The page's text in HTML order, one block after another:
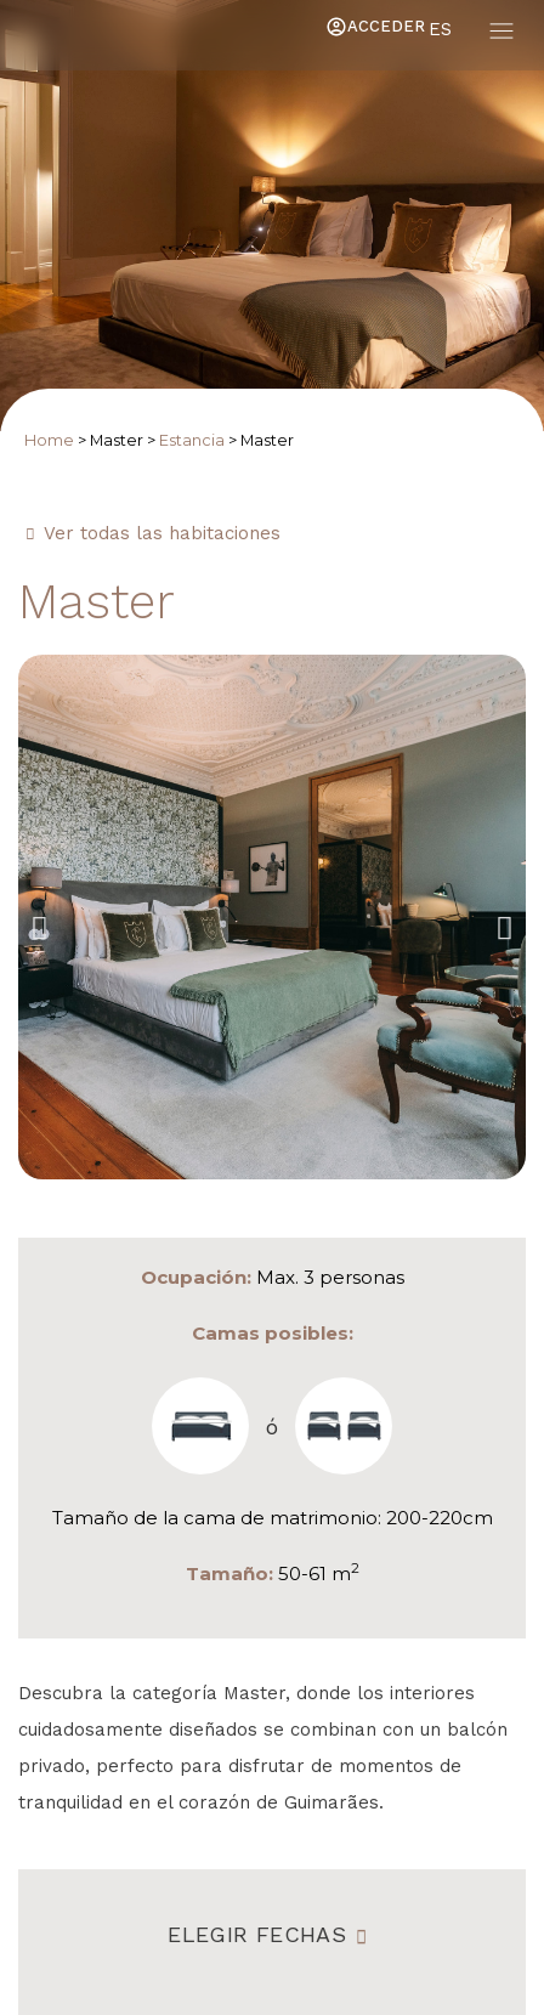
ES
ACCEDER
Home > Master > Estancia > Master
Ver todas las habitaciones
Master
Ocupación:Max. 3 personas
Camas posibles:
ó
Tamaño de la cama de matrimonio: 200-220cm
Tamaño:50-61 m2
Descubra la categoría Master, donde los interiores
cuidadosamente diseñados se combinan con un balcón
privado, perfecto para disfrutar de momentos de
tranquilidad en el corazón de Guimarães.
ELEGIR FECHAS